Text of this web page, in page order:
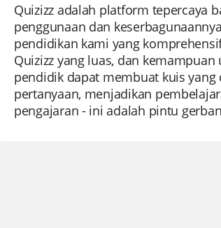
Quizizz adalah platform tepercaya
penggunaan dan
pendidikan kami yang
Quizizz yang luas, dan
pendidik dapat membuat kuis
pertanyaan, menjadikan
pengajaran - ini adalah pintu